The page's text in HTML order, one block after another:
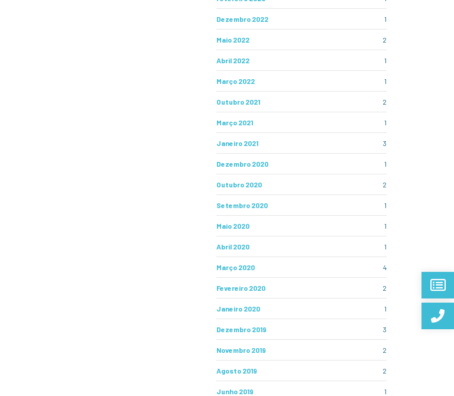
Dezembro 2022 1
Maio 2022 2
Abril 2022 1
Março 2022 1
Outubro 2021 2
Março 2021 1
Janeiro 2021 3
Dezembro 2020 1
Outubro 2020 2
Setembro 2020 1
Maio 2020 1
Abril 2020 1
Março 2020 4
Fevereiro 2020 2
Janeiro 2020 1
Dezembro 2019 3
Novembro 2019 2
Agosto 2019 2
Junho 2019 1